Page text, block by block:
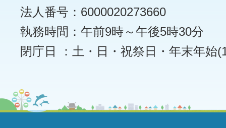
法人番号：6000020273660
執務時間：午前9時～午後5時30分
閉庁日 ：土・日・祝祭日・年末年始